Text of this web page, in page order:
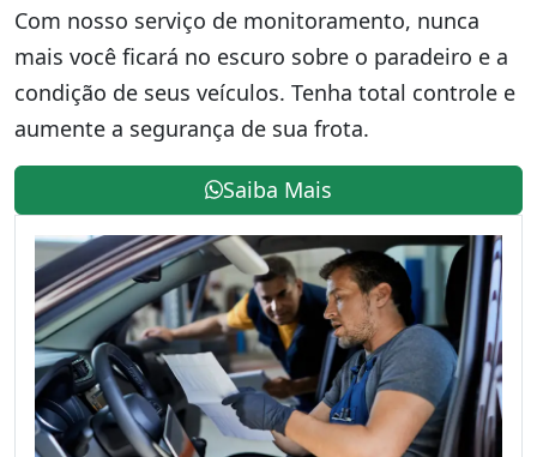
Com nosso serviço de monitoramento, nunca
mais você ficará no escuro sobre o paradeiro e a
condição de seus veículos. Tenha total controle e
aumente a segurança de sua frota.
Saiba Mais